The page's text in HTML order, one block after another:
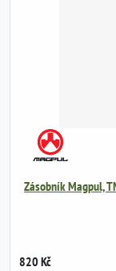
Zásobník Magpul,
820 Kč